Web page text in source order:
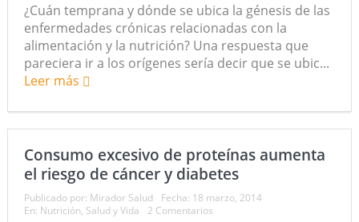
¿Cuán temprana y dónde se ubica la génesis de las
enfermedades crónicas relacionadas con la
alimentación y la nutrición? Una respuesta que
pareciera ir a los orígenes sería decir que se ubic...
Leer más
Consumo excesivo de proteínas aumenta
el riesgo de cáncer y diabetes
Publicado por: Mirador Salud Fecha: 18 marzo, 2014
En: Nutrición, Salud y Vida 2 Comentarios